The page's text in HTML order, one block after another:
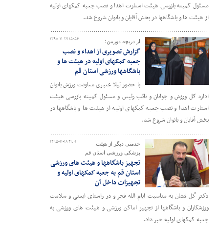
مسئول کمیته بازرسی هیئت استارت اهدا و نصب جعبه کمکهای اولیه
از هیئت ها و باشگاهها در بخش آقایان و بانوان شروع شد.
۱۳۹۵-۱۱-۲۷ ۱۵:۵۴ از دریچه دوربین؛
گزارش تصویری از اهداء و نصب
جعبه کمکهای اولیه در هیئت ها و
باشگاهها ورزشی استان قم
با حضور لیلا عنبری معاونت ورزش بانوان
اداره کل ورزش و جوانان و نائب رئیس و مسئول کمیته بازرسی هیئت
استارت اهدا و نصب جعبه کمکهای اولیه از هیئت ها و باشگاهها در
بخش آقایان و بانوان شروع شد.
۱۳۹۵-۱۱-۱۸ ۲۱:۰۱
خدمتی دیگر از هیئت
پزشکی ورزشی استان قم
تجهیز باشگاهها و هیئت های ورزشی
استان قم به جعبه کمکهای اولیه و
تجهیزات داخل آن
دکتر گل فشان به مناسبت ایام الله فجر و در راستای ایمنی و سلامت
ورزشکاران و باشگاهها از تجهیز اماکن ورزشی و هیئت های ورزشی به
جعبه کمکهای اولیه خبر داد.